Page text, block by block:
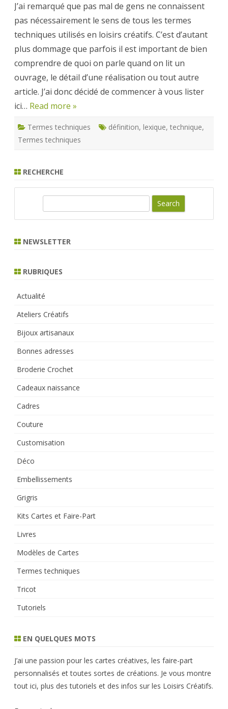
termes
loisirs
J’ai remarqué que pas mal de gens ne connaissent
pas nécessairement le sens de tous les termes
techniques utilisés en loisirs créatifs. C’est d’autant
plus dommage que parfois il est important de bien
comprendre de quoi on parle quand on lit un
ouvrage, le détail d’une réalisation ou tout autre
article. J’ai donc décidé de commencer à vous lister
ici… Read more »
Termes techniques définition, lexique, technique,
Termes techniques
RECHERCHE
r
NEWSLETTER
RUBRIQUES
Actualité
Ateliers Créatifs
Bijoux artisanaux
Bonnes adresses
Broderie Crochet
Cadeaux naissance
Cadres
Couture
Customisation
Déco
Embellissements
Grigris
Kits Cartes et Faire-Part
Livres
Modèles de Cartes
Termes techniques
Tricot
Tutoriels
EN QUELQUES MOTS
J’ai une passion pour les cartes créatives, les faire-part
personnalisés et toutes sortes de créations. Je vous montre
tout ici, plus des tutoriels et des infos sur les Loisirs Créatifs.